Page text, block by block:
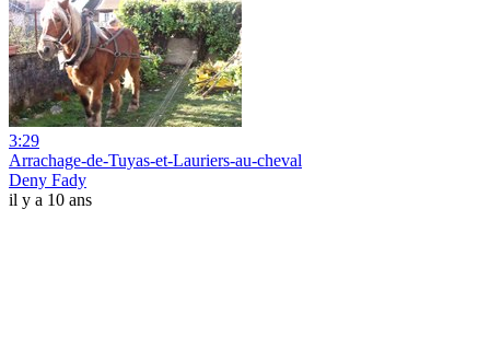
3:29
Arrachage-de-Tuyas-et-Lauriers-au-cheval
Deny Fady
il y a 10 ans